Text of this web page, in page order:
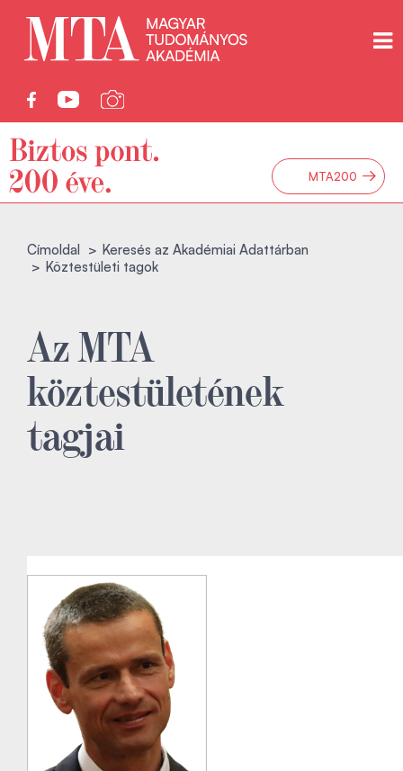
MTA200 →
Címoldal
Keresés az Akadémiai Adattárban
Köztestületi tagok
Az MTA
köztestületének
tagjai